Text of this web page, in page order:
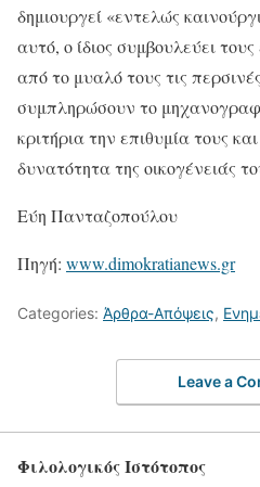
δημιουργεί «εντελώς
αυτό, ο ίδιος συμβουλεύει
από το μυαλό τους τις
συμπληρώσουν το
κριτήρια την επιθυμία τους
δυνατότητα της οικογένειάς
Εύη Πανταζοπούλου
Πηγή: www.dimokratianews.gr
Categories: Άρθρα-Απόψεις,
Leave a
Φιλολογικός Ιστότοπος